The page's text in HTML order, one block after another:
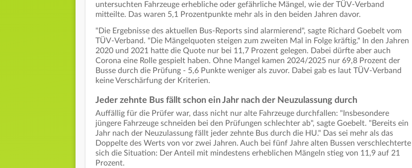
untersuchten Fahrzeuge erhebliche oder gefährliche Mängel, wie der TÜV-Verband
mitteilte. Das waren 5,1 Prozentpunkte mehr als in den beiden Jahren davor.
"Die Ergebnisse des aktuellen Bus-Reports sind alarmierend", sagte Richard Goebelt vom
TÜV-Verband. "Die Mängelquoten steigen zum zweiten Mal in Folge kräftig." In den Jahren
2020 und 2021 hatte die Quote nur bei 11,7 Prozent gelegen. Dabei dürfte aber auch
Corona eine Rolle gespielt haben. Ohne Mangel kamen 2024/2025 nur 69,8 Prozent der
Busse durch die Prüfung - 5,6 Punkte weniger als zuvor. Dabei gab es laut TÜV-Verband
keine Verschärfung der Kriterien.
Jeder zehnte Bus fällt schon ein Jahr nach der Neuzulassung durch
Auffällig für die Prüfer war, dass nicht nur alte Fahrzeuge durchfallen: "Insbesondere
jüngere Fahrzeuge schneiden bei den Prüfungen schlechter ab", sagte Goebelt. "Bereits ein
Jahr nach der Neuzulassung fällt jeder zehnte Bus durch die HU." Das sei mehr als das
Doppelte des Werts von vor zwei Jahren. Auch bei fünf Jahre alten Bussen verschlechterte
sich die Situation: Der Anteil mit mindestens erheblichen Mängeln stieg von 11,9 auf 21
Prozent.